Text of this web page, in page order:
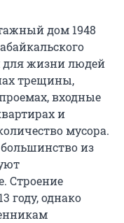
дом 1948
для жизни людей
трещины,
входные
и
мусора.
из
Строение
году, однако